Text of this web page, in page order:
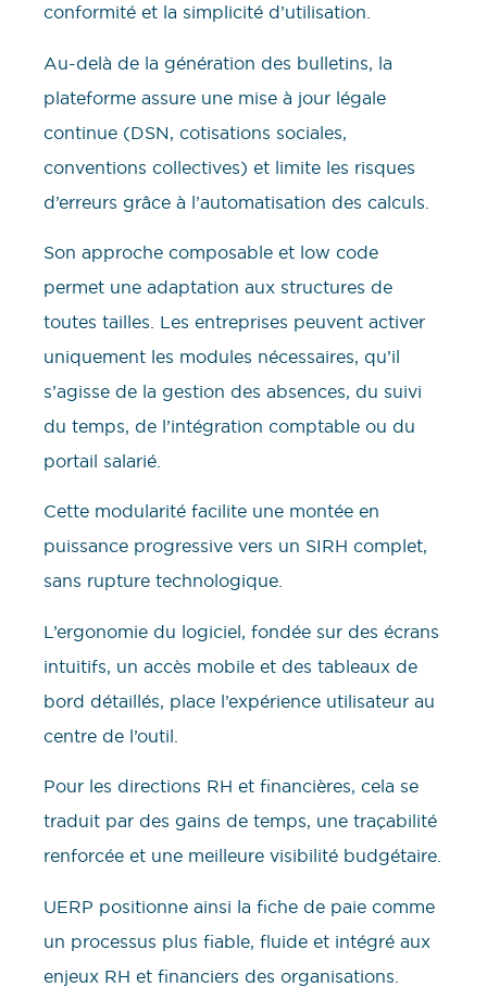
conformité et la simplicité d’utilisation.
Au-delà de la génération des bulletins, la
plateforme assure une mise à jour légale
continue (DSN, cotisations sociales,
conventions collectives) et limite les risques
d’erreurs grâce à l’automatisation des calculs.
Son approche composable et low code
permet une adaptation aux structures de
toutes tailles. Les entreprises peuvent activer
uniquement les modules nécessaires, qu’il
s’agisse de la gestion des absences, du suivi
du temps, de l’intégration comptable ou du
portail salarié.
Cette modularité facilite une montée en
puissance progressive vers un SIRH complet,
sans rupture technologique.
L’ergonomie du logiciel, fondée sur des écrans
intuitifs, un accès mobile et des tableaux de
bord détaillés, place l’expérience utilisateur au
centre de l’outil.
Pour les directions RH et financières, cela se
traduit par des gains de temps, une traçabilité
renforcée et une meilleure visibilité budgétaire.
UERP positionne ainsi la fiche de paie comme
un processus plus fiable, fluide et intégré aux
enjeux RH et financiers des organisations.